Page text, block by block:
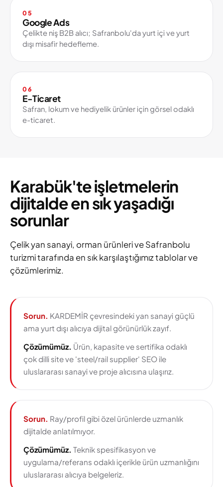
05
Google Ads
Çelikte niş B2B alıcı; Safranbolu'da yurt içi ve yurt
dışı misafir hedefleme.
06
E-Ticaret
Safran, lokum ve hediyelik ürünler için görsel odaklı
e-ticaret.
Karabük'te işletmelerin
dijitalde en sık yaşadığı
sorunlar
Çelik yan sanayi, orman ürünleri ve Safranbolu
turizmi tarafında en sık karşılaştığımız tablolar ve
çözümlerimiz.
Sorun. KARDEMİR çevresindeki yan sanayi güçlü
ama yurt dışı alıcıya dijital görünürlük zayıf.
Çözümümüz. Ürün, kapasite ve sertifika odaklı
çok dilli site ve 'steel/rail supplier' SEO ile
uluslararası sanayi ve proje alıcısına ulaşırız.
Sorun. Ray/profil gibi özel ürünlerde uzmanlık
dijitalde anlatılmıyor.
Çözümümüz. Teknik spesifikasyon ve
uygulama/referans odaklı içerikle ürün uzmanlığını
uluslararası alıcıya belgeleriz.